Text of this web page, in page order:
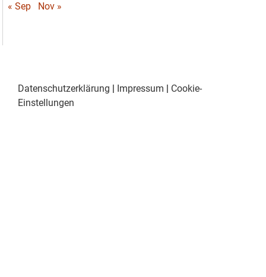
« Sep
Nov »
Datenschutzerklärung Impressum
Cookie-
Einstellungen